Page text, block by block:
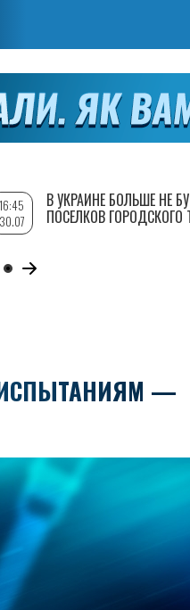
ИСПЫТАНИЯМ —
16:45
30.07
В УКРАИНЕ БОЛЬШЕ НЕ
ПОСЕЛКОВ ГОРОДСКОГО